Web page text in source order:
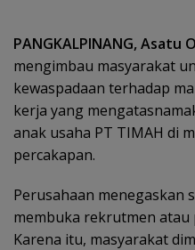
PANGKALPINANG, Asatu
mengimbau masyarakat
kewaspadaan terhadap
kerja yang
anak usaha PT TIMAH di
percakapan.
Perusahaan menegaskan
membuka rekrutmen atau
Karena itu, masyarakat